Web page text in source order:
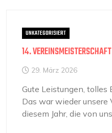
UNKATEGORISIERT
14.
29. März 2026
Gute Leistungen, tolles
Das war wieder
diesem Jahr, die von